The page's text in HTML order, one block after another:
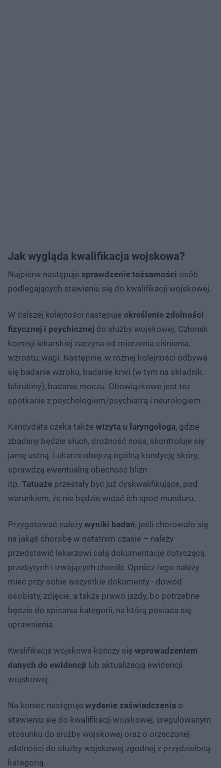
Jak wygląda kwalifikacja wojskowa?
Najpierw następuje sprawdzenie tożsamości osób
podlegających stawieniu się do kwalifikacji wojskowej.
W dalszej kolejności następuje określenie zdolności
fizycznej i psychicznej do służby wojskowej. Członek
komisji lekarskiej zaczyna od mierzenia ciśnienia,
wzrostu, wagi. Następnie, w różnej kolejności odbywa
się badanie wzroku, badanie krwi (w tym na składnik
bilirubiny), badanie moczu. Obowiązkowe jest też
spotkanie z psychologiem/psychiatrą i neurologiem.
Kandydata czeka także wizyta u laryngologa, gdzie
zbadany będzie słuch, drożność nosa, skontroluje się
jamę ustną. Lekarze obejrzą ogólną kondycję skóry,
sprawdzą ewentualną obecność blizn
itp. Tatuaże przestały być już dyskwalifikujące, pod
warunkiem, że nie będzie widać ich spod munduru.
Przygotować należy wyniki badań, jeśli chorowało się
na jakąś chorobę w ostatnim czasie – należy
przedstawić lekarzowi całą dokumentację dotyczącą
przebytych i trwających chorób. Oprócz tego należy
mieć przy sobie wszystkie dokumenty - dowód
osobisty, zdjęcie, a także prawo jazdy, bo potrzebne
będzie do spisania kategorii, na którą posiada się
uprawnienia.
Kwalifikacja wojskowa kończy się wprowadzeniem
danych do ewidencji lub aktualizacją ewidencji
wojskowej.
Na koniec następuje wydanie zaświadczenia o
stawieniu się do kwalifikacji wojskowej, uregulowanym
stosunku do służby wojskowej oraz o orzeczonej
zdolności do służby wojskowej zgodnej z przydzieloną
kategorią.